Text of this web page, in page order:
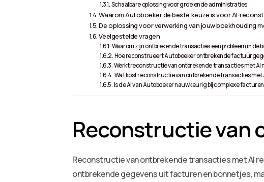
Schaalbare oplossing voor groeiende administraties
Waarom Autoboeker de beste keuze is voor AI-
De oplossing voor verwerking van jouw boekhouding
Veelgestelde vragen
Waarom zijn ontbrekende transacties een probleem in de
Hoe reconstrueert Autoboeker ontbrekende
Werkt reconstructie van ontbrekende transacties met AI
Wat kost reconstructie van ontbrekende transacties met
Is de AI van Autoboeker nauwkeurig bij complexe
Reconstructie van
Reconstructie van ontbrekende transacties met AI
ontbrekende gegevens uit facturen en bonnetjes,